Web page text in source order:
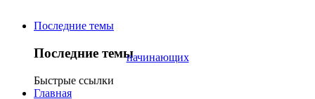
Последние темы
Последние темы
Быстрые ссылки
Главная